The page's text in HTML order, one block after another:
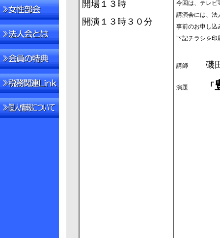
開場１３時
開演１３時３０分
今回は、テレビ
講演会には、法
事前のお申し込
下記チラシを印
講師 磯
演題 「